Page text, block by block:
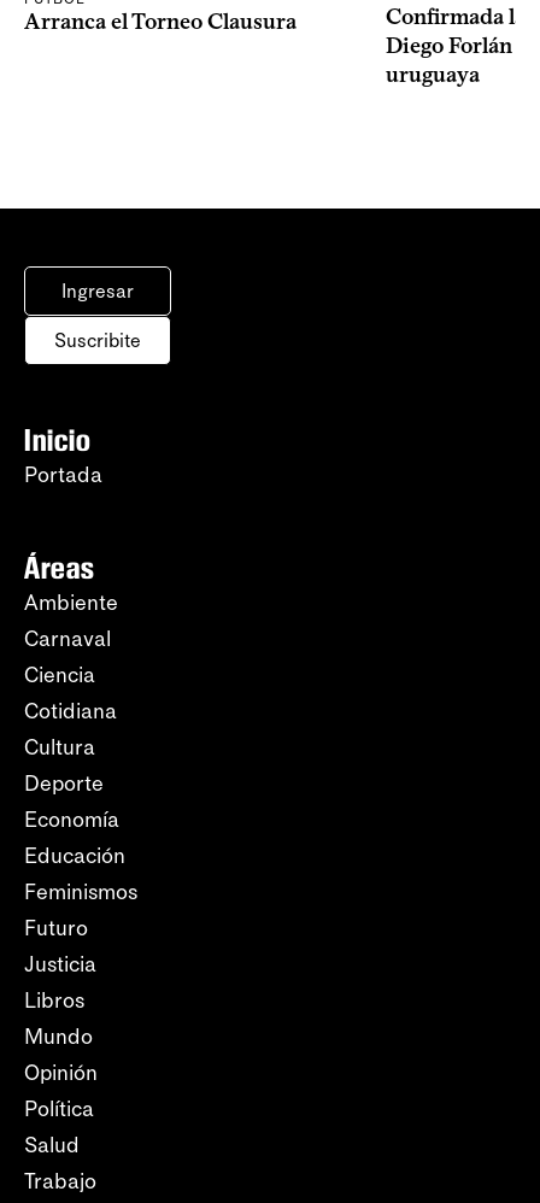
Arranca el Torneo Clausura
Confirmada la
Diego Forlán
uruguaya
Ingresar
Suscribite
Inicio
Portada
Áreas
Ambiente
Carnaval
Ciencia
Cotidiana
Cultura
Deporte
Economía
Educación
Feminismos
Futuro
Justicia
Libros
Mundo
Opinión
Política
Salud
Trabajo